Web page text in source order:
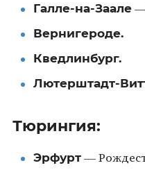
Галле-на-Заале—
Вернигероде.
Кведлинбург.
Лютерштадт-
Тюрингия:
Эрфурт—